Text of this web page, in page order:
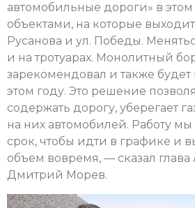
автомобильные дороги» в
объектами, на которые
Русанова и ул. Победы.
и на тротуарах. Монолитный
зарекомендовал и также будет
этом году. Это решение
содержать дорогу, уберегает
на них автомобилей. Работу
срок, чтобы идти в графике и
объем вовремя, — сказал глава
Дмитрий Морев.